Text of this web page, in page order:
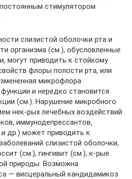
стимулятором
слизистой оболочки рта и
организма (см.), обусловленные
могут приводить к стойкому
флоры полости рта, или
микрофлора
и нередко становится
(см.). Нарушение микробного
нек-рых лечебных воздействий
иммунодепрессантов,
др.) может приводить к
слизистой оболочки,
(см.), гингивит (см.), к-рые
природы. Возможна
— висцеральный кандидамикоз